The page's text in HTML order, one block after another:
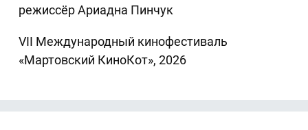
режиссёр Ариадна Пинчук
VII Международный кинофестиваль
«Мартовский КиноКот», 2026